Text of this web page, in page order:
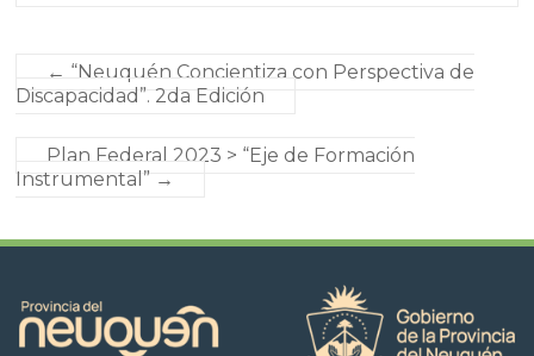
← “Neuquén Concientiza con Perspectiva de
Discapacidad”. 2da Edición
Plan Federal 2023 > “Eje de Formación
Instrumental” →